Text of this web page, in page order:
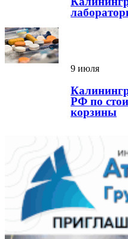
9 июля
РФ по
корзины